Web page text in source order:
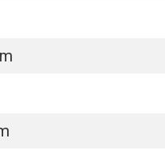
Wi-Fi về hướng thiết bị, ngay